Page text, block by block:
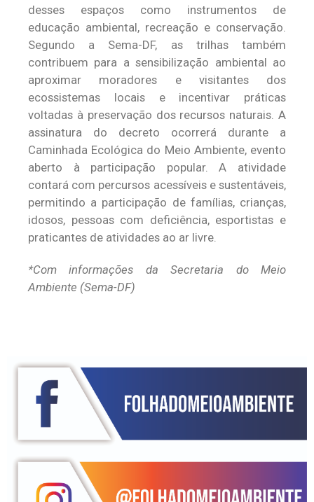
desses espaços como instrumentos de
educação ambiental, recreação e conservação.
Segundo a Sema-DF, as trilhas também
contribuem para a sensibilização ambiental ao
aproximar moradores e visitantes dos
ecossistemas locais e incentivar práticas
voltadas à preservação dos recursos naturais. A
assinatura do decreto ocorrerá durante a
Caminhada Ecológica do Meio Ambiente, evento
aberto à participação popular. A atividade
contará com percursos acessíveis e sustentáveis,
permitindo a participação de famílias, crianças,
idosos, pessoas com deficiência, esportistas e
praticantes de atividades ao ar livre.
*Com informações da Secretaria do Meio
Ambiente (Sema-DF)